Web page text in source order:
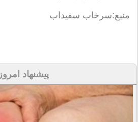
منبع:سرخاب سفیداب
پیشنهاد امروز